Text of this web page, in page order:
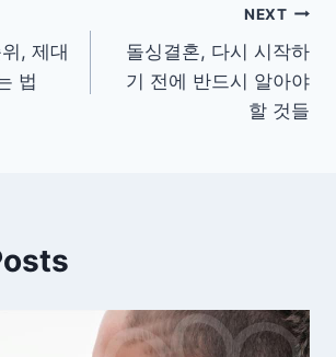
, 제대
법
NEXT
돌싱결혼, 다시 시작하
기 전에 반드시 알아야
할 것들